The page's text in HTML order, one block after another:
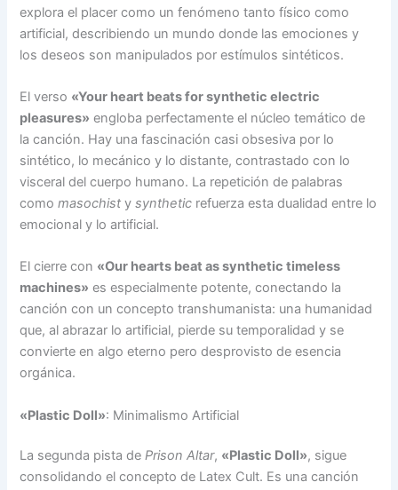
explora el placer como un fenómeno tanto físico como
artificial, describiendo un mundo donde las emociones y
los deseos son manipulados por estímulos sintéticos.
El verso «Your heart beats for synthetic electric
pleasures» engloba perfectamente el núcleo temático de
la canción. Hay una fascinación casi obsesiva por lo
sintético, lo mecánico y lo distante, contrastado con lo
visceral del cuerpo humano. La repetición de palabras
comomasochist ysynthetic refuerza esta dualidad entre lo
emocional y lo artificial.
El cierre con «Our hearts beat as synthetic timeless
machines» es especialmente potente, conectando la
canción con un concepto transhumanista: una humanidad
que, al abrazar lo artificial, pierde su temporalidad y se
convierte en algo eterno pero desprovisto de esencia
orgánica.
«Plastic Doll»: Minimalismo Artificial
La segunda pista dePrison Altar, «Plastic Doll», sigue
consolidando el concepto de Latex Cult. Es una canción